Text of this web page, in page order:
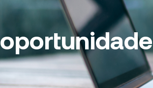
oportunidade